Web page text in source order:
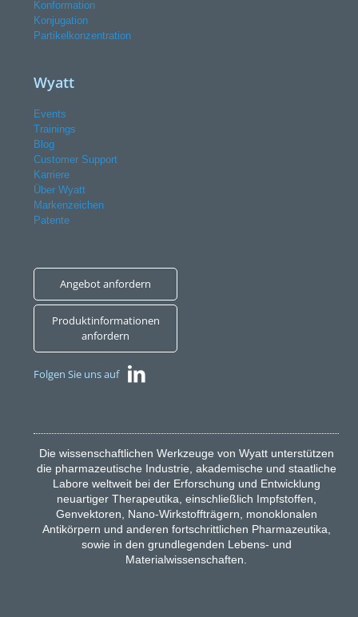
Konformation
Konjugation
Partikelkonzentration
Wyatt
Events
Trainings
Blog
Customer Support
Karriere
Über Wyatt
Markenzeichen
Patente
Angebot anfordern
Produktinformationen
anfordern
Folgen Sie uns auf
Die wissenschaftlichen Werkzeuge von Wyatt unterstützen
die pharmazeutische Industrie, akademische und staatliche
Labore weltweit bei der Erforschung und Entwicklung
neuartiger Therapeutika, einschließlich Impfstoffen,
Genvektoren, Nano-Wirkstoffträgern, monoklonalen
Antikörpern und anderen fortschrittlichen Pharmazeutika,
sowie in den grundlegenden Lebens- und
Materialwissenschaften.